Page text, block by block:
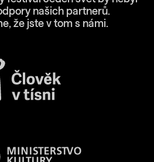
našich partnerů.
že jste v tom s námi.